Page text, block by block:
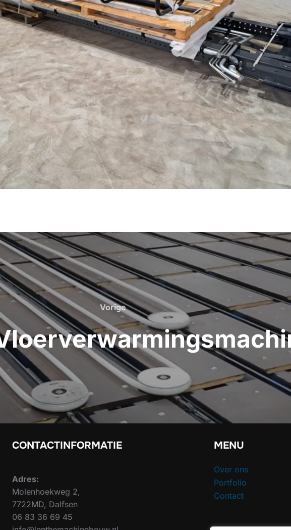
Vorige
Vorige
CONTACTINFORMATIE
Adres:
Molenhoekweg 2,
7722MD, Dalfsen
06 83 36 69 45
MENU
Over ons
Portfolio
Contact